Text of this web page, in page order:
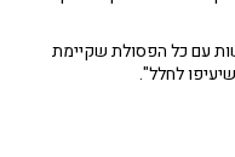
עם כל הפסולת שקיימת
לחלל".